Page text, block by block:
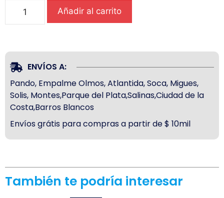
Añadir al carrito
ENVÍOS A:
Pando, Empalme Olmos, Atlantida, Soca, Migues,
Solis, Montes,Parque del Plata,Salinas,Ciudad de la
Costa,Barros Blancos
Envíos grátis para compras a partir de $ 10mil
También te podría interesar